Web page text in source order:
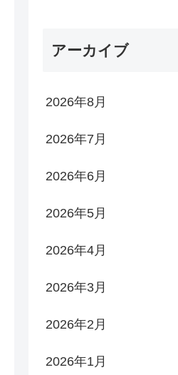
アーカイブ
2026年8月
2026年7月
2026年6月
2026年5月
2026年4月
2026年3月
2026年2月
2026年1月